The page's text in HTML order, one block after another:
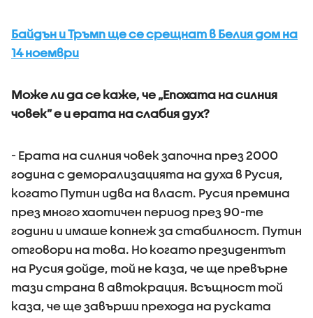
Байдън и Тръмп ще се срещнат в Белия дом на
14 ноември
Може ли да се каже, че „Епохата на силния
човек” е и ерата на слабия дух?
- Ерата на силния човек започна през 2000
година с деморализацията на духа в Русия,
когато Путин идва на власт. Русия премина
през много хаотичен период през 90-те
години и имаше копнеж за стабилност. Путин
отговори на това. Но когато президентът
на Русия дойде, той не каза, че ще превърне
тази страна в автокрация. Всъщност той
каза, че ще завърши прехода на руската